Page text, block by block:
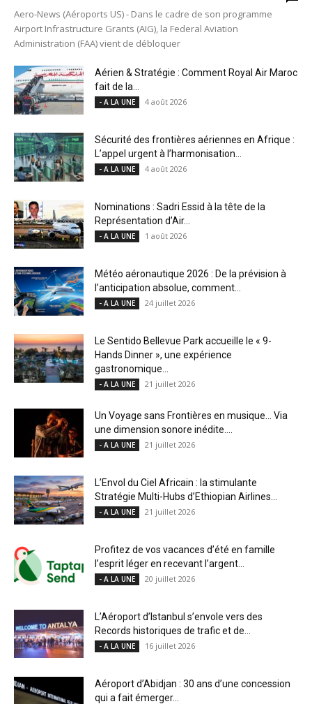
Aero-News (Aéroports US) - Dans le cadre de son programme
Airport Infrastructure Grants (AIG), la Federal Aviation
Administration (FAA) vient de débloquer
Aérien & Stratégie : Comment Royal Air Maroc
fait de la...
- A LA UNE 4 août 2026
Sécurité des frontières aériennes en Afrique :
L’appel urgent à l’harmonisation...
- A LA UNE 4 août 2026
Nominations : Sadri Essid à la tête de la
Représentation d’Air...
- A LA UNE 1 août 2026
Météo aéronautique 2026 : De la prévision à
l’anticipation absolue, comment...
- A LA UNE 24 juillet 2026
Le Sentido Bellevue Park accueille le « 9-
Hands Dinner », une expérience
gastronomique...
- A LA UNE 21 juillet 2026
Un Voyage sans Frontières en musique… Via
une dimension sonore inédite....
- A LA UNE 21 juillet 2026
L’Envol du Ciel Africain : la stimulante
Stratégie Multi-Hubs d’Ethiopian Airlines...
- A LA UNE 21 juillet 2026
Profitez de vos vacances d’été en famille
l’esprit léger en recevant l’argent...
- A LA UNE 20 juillet 2026
L’Aéroport d’Istanbul s’envole vers des
Records historiques de trafic et de...
- A LA UNE 16 juillet 2026
Aéroport d’Abidjan : 30 ans d’une concession
qui a fait émerger...